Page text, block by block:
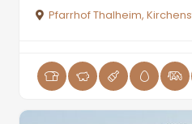
Pfarrhof Thalheim,